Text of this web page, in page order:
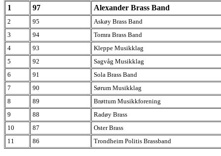
1 97 Alexander Brass Band
2 95
Askøy Brass Band
3
94
Tomra Brass Band
4
93
Kleppe Musikklag
5
92
Sagvåg Musikklag
6
91
Sola Brass Band
7
90
Sørum Musikklag
8
89
Brøttum Musikkforening
9
88
Radøy Brass
10
87
Oster Brass
11
86 Trondheim Politis Brassband